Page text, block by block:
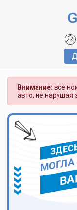
Внимание: все
авто, не нарушая